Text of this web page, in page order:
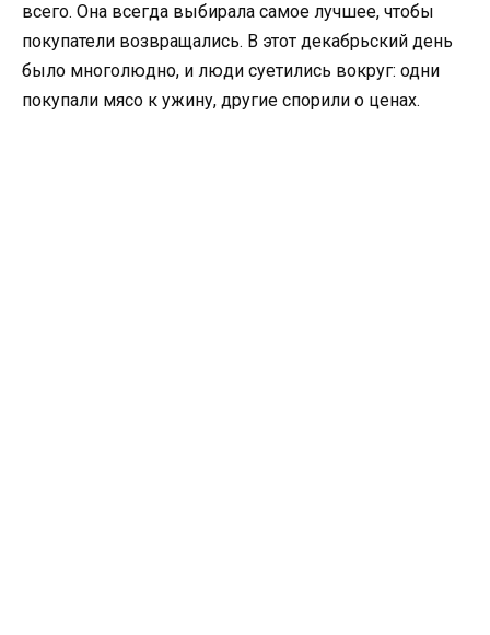
всего. Она всегда выбирала самое лучшее, чтобы
покупатели возвращались. В этот декабрьский день
было многолюдно, и люди суетились вокруг: одни
покупали мясо к ужину, другие спорили о ценах.